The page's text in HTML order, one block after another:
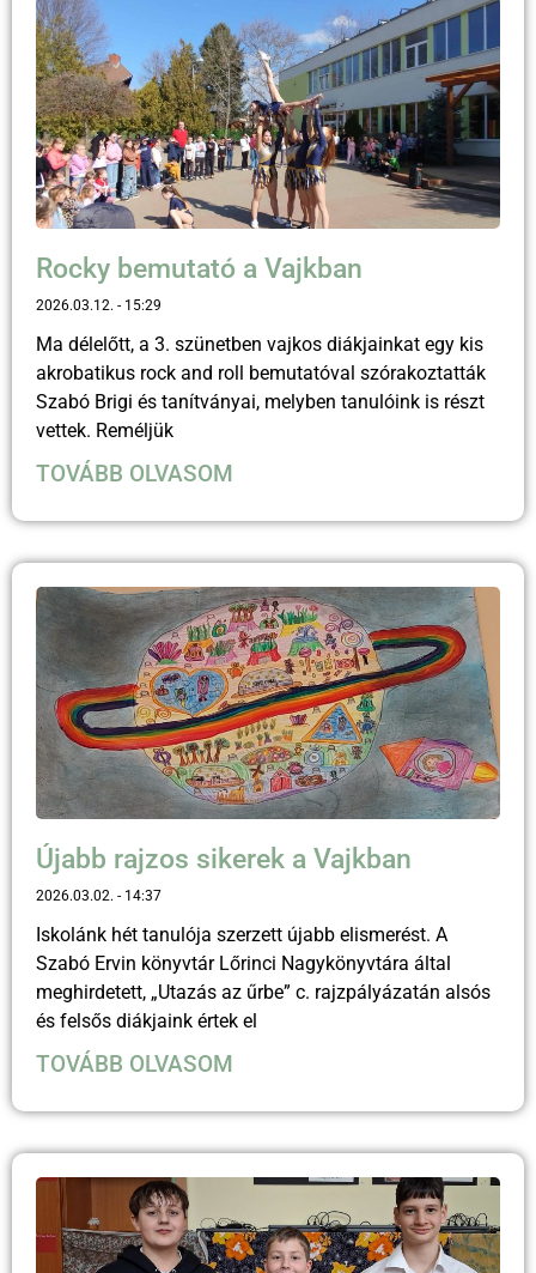
Rocky bemutató a Vajkban
2026.03.12. 15:29
Ma délelőtt, a 3. szünetben vajkos diákjainkat egy kis
akrobatikus rock and roll bemutatóval szórakoztatták
Szabó Brigi és tanítványai, melyben tanulóink is részt
vettek. Reméljük
TOVÁBB OLVASOM
Újabb rajzos sikerek a Vajkban
2026.03.02. 14:37
Iskolánk hét tanulója szerzett újabb elismerést. A
Szabó Ervin könyvtár Lőrinci Nagykönyvtára által
meghirdetett, „Utazás az űrbe” c. rajzpályázatán alsós
és felsős diákjaink értek el
TOVÁBB OLVASOM